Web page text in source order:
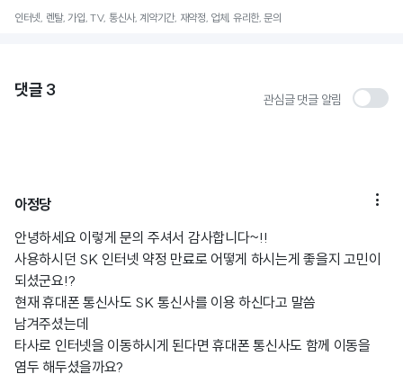
인터넷, 렌탈, 가입, TV, 통신사, 계약기간, 재약정, 업체, 유리한, 문의
댓글 3 관심글 댓글 알림
아정당 
안녕하세요 이렇게 문의 주셔서 감사합니다~!!
사용하시던 SK 인터넷 약정 만료로 어떻게 하시는게 좋을지 고민이
되셨군요!?
현재 휴대폰 통신사도 SK 통신사를 이용 하신다고 말씀
남겨주셨는데
타사로 인터넷을 이동하시게 된다면 휴대폰 통신사도 함께 이동을
염두 해두셨을까요?